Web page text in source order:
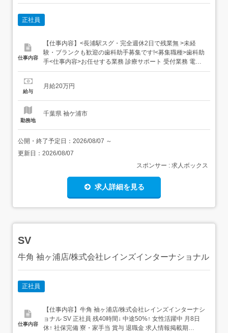
正社員
仕事内容
【仕事内容】<長浦駅スグ・完全週休2日で残業無 >未経
験・ブランクも歓迎の歯科助手募集です!<募集職種>歯科助
手<仕事内容>お任せする業務 診療サポート 受付業務 電話
対応 事務作業 院内のお掃除 など少しずつ、できるものか
>診療所・クリニック<勤務地>JR内房線<長浦駅>より徒歩
給与
月給20万円
勤務地
千葉県 袖ケ浦市
公開・終了予定日： 2026/08/07 ～
更新日： 2026/08/07
スポンサー : 求人ボックス
求人詳細を見る
SV
牛角 袖ヶ浦店/株式会社レインズインターナショナル
正社員
仕事内容
【仕事内容】牛角 袖ヶ浦店/株式会社レインズインターナシ
ョナル SV 正社員 残40時間↓ 中途50%↑ 女性活躍中 月8日
休↑ 社保完備 寮・家⼿当 賞与 退職金 求人情報掲載期